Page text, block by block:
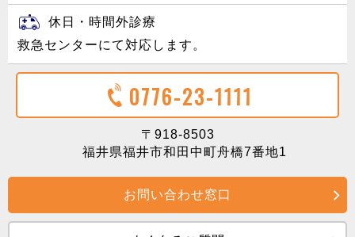
休日・時間外診療
救急センターにて対応します。
0776-23-1111
〒918-8503
福井県福井市和田中町舟橋7番地1
お問い合わせ窓口